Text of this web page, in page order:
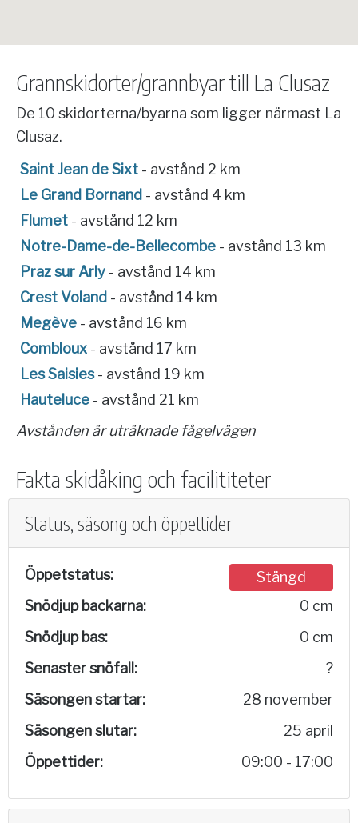
Grannskidorter/grannbyar till La Clusaz
De 10 skidorterna/byarna som ligger närmast La
Clusaz.
Saint Jean de Sixt - avstånd 2 km
Le Grand Bornand - avstånd 4 km
Flumet - avstånd 12 km
Notre-Dame-de-Bellecombe - avstånd 13 km
Praz sur Arly - avstånd 14 km
Crest Voland - avstånd 14 km
Megève - avstånd 16 km
Combloux - avstånd 17 km
Les Saisies- avstånd 19 km
Hauteluce - avstånd 21 km
Avstånden är uträknade fågelvägen
Fakta skidåking och facilititeter
Status, säsong och öppettider
Öppetstatus:
Stängd
Snödjup backarna:
0 cm
Snödjup bas:
0 cm
Senaster snöfall:
?
Säsongen startar:
28 november
Säsongen slutar:
25 april
Öppettider:
09:00 - 17:00